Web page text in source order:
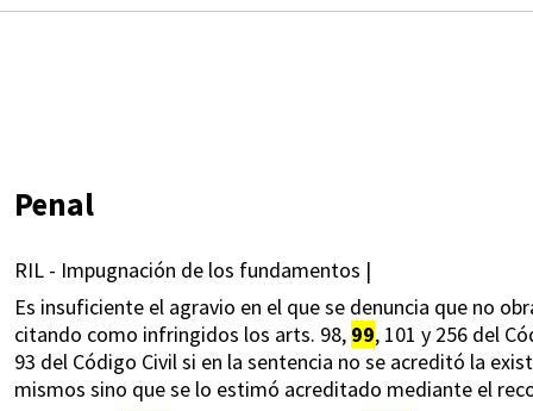
Penal
RIL - Impugnación de los fundamentos |
Es insuficiente el agravio en el que se denuncia que no
citando como infringidos los arts. 98, 99, 101 y 256 del
93 del Código Civil si en la sentencia no se acreditó la
mismos sino que se lo estimó acreditado mediante el